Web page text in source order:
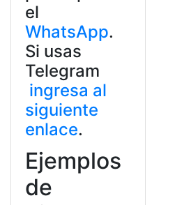
el
WhatsApp.
Si usas
Telegram
ingresa al
siguiente
enlace.
Ejemplos
de